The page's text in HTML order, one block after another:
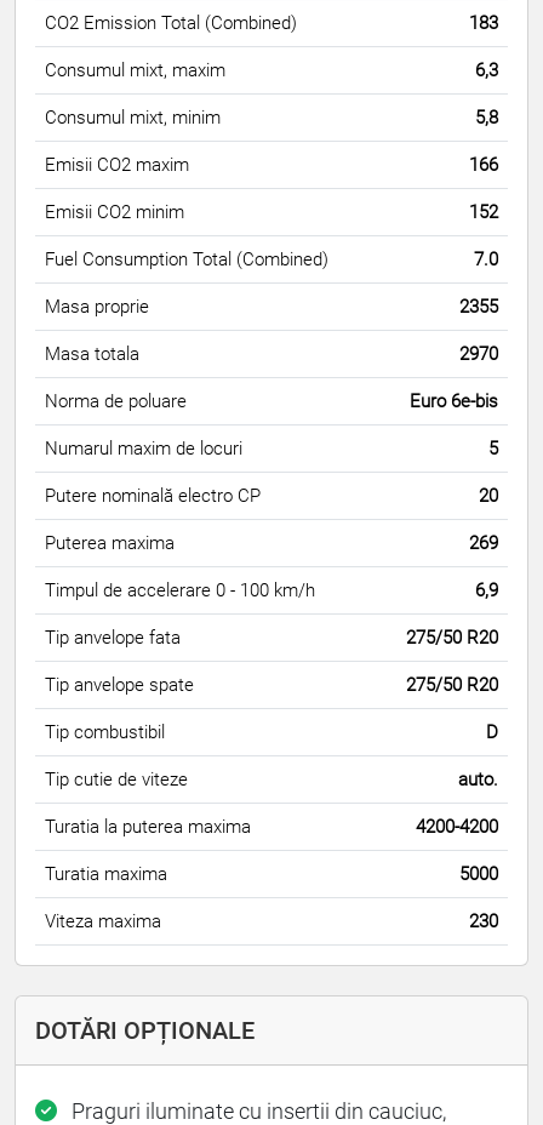
CO2 Emission Total (Combined) 183
Consumul mixt, maxim 6,3
Consumul mixt, minim 5,8
Emisii CO2 maxim 166
Emisii CO2 minim 152
Fuel Consumption Total (Combined) 7.0
Masa proprie 2355
Masa totala 2970
Norma de poluare Euro 6e-bis
Numarul maxim de locuri 5
Putere nominală electro CP 20
Puterea maxima 269
Timpul de accelerare 0 - 100 km/h 6,9
Tip anvelope fata 275/50 R20
Tip anvelope spate 275/50 R20
Tip combustibil D
Tip cutie de viteze auto.
Turatia la puterea maxima 4200-4200
Turatia maxima 5000
Viteza maxima 230
DOTĂRI OPȚIONALE
Praguri iluminate cu insertii din cauciuc,